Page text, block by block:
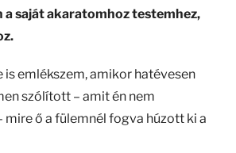
a saját akaratomhoz testemhez,
is emlékszem, amikor hatévesen
szólított – amit én nem
mire ő a fülemnél fogva húzott ki a